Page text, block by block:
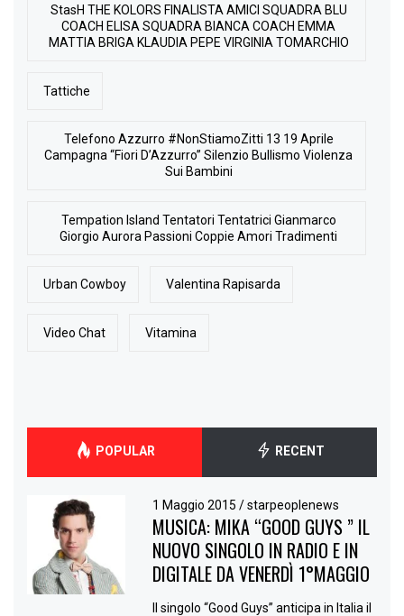
StasH THE KOLORS FINALISTA AMICI SQUADRA BLU
COACH ELISA SQUADRA BIANCA COACH EMMA
MATTIA BRIGA KLAUDIA PEPE VIRGINIA TOMARCHIO
Tattiche
Telefono Azzurro #NonStiamoZitti 13 19 Aprile
Campagna “Fiori D’Azzurro” Silenzio Bullismo Violenza
Sui Bambini
Tempation Island Tentatori Tentatrici Gianmarco
Giorgio Aurora Passioni Coppie Amori Tradimenti
Urban Cowboy Valentina Rapisarda
Video Chat Vitamina
POPULAR RECENT
1 Maggio 2015/ starpeoplenews
MUSICA: MIKA “GOOD GUYS ” IL
NUOVO SINGOLO IN RADIO E IN
DIGITALE DA VENERDÌ 1°MAGGIO
Il singolo “Good Guys” anticipa in Italia il